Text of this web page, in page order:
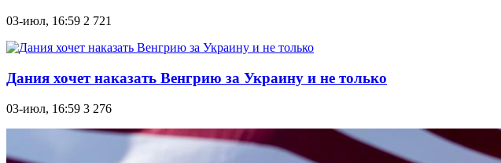
03-июл, 16:59 2 721
Дания хочет наказать Венгрию за Украину и не только
03-июл, 16:59 3 276